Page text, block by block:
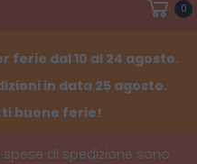
0
ferie dal 10 al 24 agosto.
in data 25 agosto.
buone ferie!
spese di spedizione sono